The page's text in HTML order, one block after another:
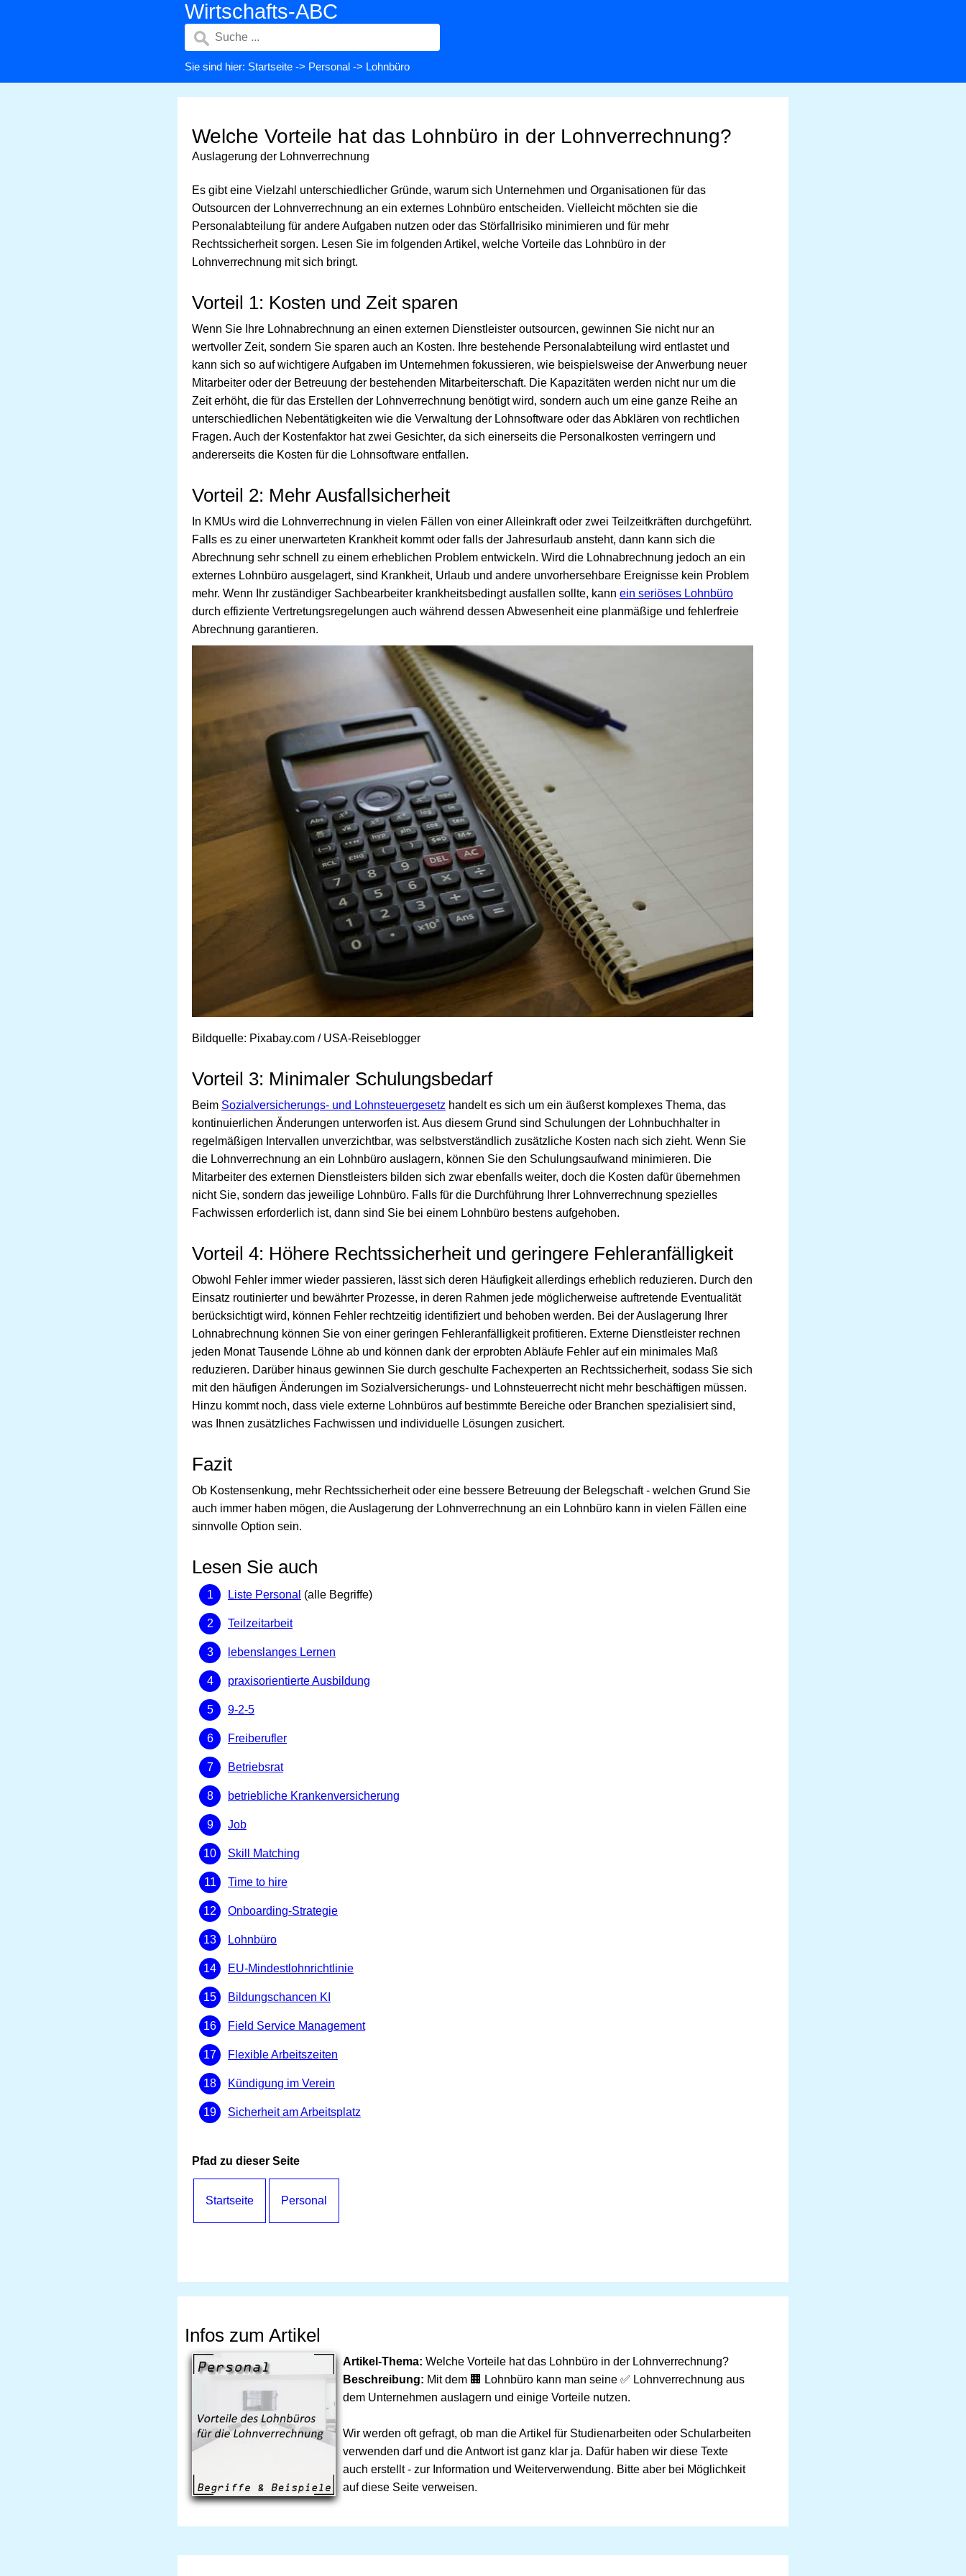
Wirtschafts-ABC
Sie sind hier: Startseite -> Personal -> Lohnbüro
Welche Vorteile hat das Lohnbüro in der Lohnverrechnung?
Auslagerung der Lohnverrechnung
Es gibt eine Vielzahl unterschiedlicher Gründe, warum sich Unternehmen und Organisationen für das
Outsourcen der Lohnverrechnung an ein externes Lohnbüro entscheiden. Vielleicht möchten sie die
Personalabteilung für andere Aufgaben nutzen oder das Störfallrisiko minimieren und für mehr
Rechtssicherheit sorgen. Lesen Sie im folgenden Artikel, welche Vorteile das Lohnbüro in der
Lohnverrechnung mit sich bringt.
Vorteil 1: Kosten und Zeit sparen
Wenn Sie Ihre Lohnabrechnung an einen externen Dienstleister outsourcen, gewinnen Sie nicht nur an
wertvoller Zeit, sondern Sie sparen auch an Kosten. Ihre bestehende Personalabteilung wird entlastet und
kann sich so auf wichtigere Aufgaben im Unternehmen fokussieren, wie beispielsweise der Anwerbung neuer
Mitarbeiter oder der Betreuung der bestehenden Mitarbeiterschaft. Die Kapazitäten werden nicht nur um die
Zeit erhöht, die für das Erstellen der Lohnverrechnung benötigt wird, sondern auch um eine ganze Reihe an
unterschiedlichen Nebentätigkeiten wie die Verwaltung der Lohnsoftware oder das Abklären von rechtlichen
Fragen. Auch der Kostenfaktor hat zwei Gesichter, da sich einerseits die Personalkosten verringern und
andererseits die Kosten für die Lohnsoftware entfallen.
Vorteil 2: Mehr Ausfallsicherheit
In KMUs wird die Lohnverrechnung in vielen Fällen von einer Alleinkraft oder zwei Teilzeitkräften durchgeführt.
Falls es zu einer unerwarteten Krankheit kommt oder falls der Jahresurlaub ansteht, dann kann sich die
Abrechnung sehr schnell zu einem erheblichen Problem entwickeln. Wird die Lohnabrechnung jedoch an ein
externes Lohnbüro ausgelagert, sind Krankheit, Urlaub und andere unvorhersehbare Ereignisse kein Problem
mehr. Wenn Ihr zuständiger Sachbearbeiter krankheitsbedingt ausfallen sollte, kann ein seriöses Lohnbüro
durch effiziente Vertretungsregelungen auch während dessen Abwesenheit eine planmäßige und fehlerfreie
Abrechnung garantieren.
Bildquelle: Pixabay.com / USA-Reiseblogger
Vorteil 3: Minimaler Schulungsbedarf
Beim Sozialversicherungs- und Lohnsteuergesetz handelt es sich um ein äußerst komplexes Thema, das
kontinuierlichen Änderungen unterworfen ist. Aus diesem Grund sind Schulungen der Lohnbuchhalter in
regelmäßigen Intervallen unverzichtbar, was selbstverständlich zusätzliche Kosten nach sich zieht. Wenn Sie
die Lohnverrechnung an ein Lohnbüro auslagern, können Sie den Schulungsaufwand minimieren. Die
Mitarbeiter des externen Dienstleisters bilden sich zwar ebenfalls weiter, doch die Kosten dafür übernehmen
nicht Sie, sondern das jeweilige Lohnbüro. Falls für die Durchführung Ihrer Lohnverrechnung spezielles
Fachwissen erforderlich ist, dann sind Sie bei einem Lohnbüro bestens aufgehoben.
Vorteil 4: Höhere Rechtssicherheit und geringere Fehleranfälligkeit
Obwohl Fehler immer wieder passieren, lässt sich deren Häufigkeit allerdings erheblich reduzieren. Durch den
Einsatz routinierter und bewährter Prozesse, in deren Rahmen jede möglicherweise auftretende Eventualität
berücksichtigt wird, können Fehler rechtzeitig identifiziert und behoben werden. Bei der Auslagerung Ihrer
Lohnabrechnung können Sie von einer geringen Fehleranfälligkeit profitieren. Externe Dienstleister rechnen
jeden Monat Tausende Löhne ab und können dank der erprobten Abläufe Fehler auf ein minimales Maß
reduzieren. Darüber hinaus gewinnen Sie durch geschulte Fachexperten an Rechtssicherheit, sodass Sie sich
mit den häufigen Änderungen im Sozialversicherungs- und Lohnsteuerrecht nicht mehr beschäftigen müssen.
Hinzu kommt noch, dass viele externe Lohnbüros auf bestimmte Bereiche oder Branchen spezialisiert sind,
was Ihnen zusätzliches Fachwissen und individuelle Lösungen zusichert.
Fazit
Ob Kostensenkung, mehr Rechtssicherheit oder eine bessere Betreuung der Belegschaft - welchen Grund Sie
auch immer haben mögen, die Auslagerung der Lohnverrechnung an ein Lohnbüro kann in vielen Fällen eine
sinnvolle Option sein.
Lesen Sie auch
Liste Personal (alle Begriffe)
Teilzeitarbeit
lebenslanges Lernen
praxisorientierte Ausbildung
9-2-5
Freiberufler
Betriebsrat
betriebliche Krankenversicherung
Job
Skill Matching
Time to hire
Onboarding-Strategie
Lohnbüro
EU-Mindestlohnrichtlinie
Bildungschancen KI
Field Service Management
Flexible Arbeitszeiten
Kündigung im Verein
Sicherheit am Arbeitsplatz
Pfad zu dieser Seite
Startseite Personal
Infos zum Artikel
Artikel-Thema: Welche Vorteile hat das Lohnbüro in der Lohnverrechnung?
Beschreibung: Mit dem 🏢 Lohnbüro kann man seine ✅ Lohnverrechnung aus
dem Unternehmen auslagern und einige Vorteile nutzen.
Wir werden oft gefragt, ob man die Artikel für Studienarbeiten oder Schularbeiten
verwenden darf und die Antwort ist ganz klar ja. Dafür haben wir diese Texte
auch erstellt - zur Information und Weiterverwendung. Bitte aber bei Möglichkeit
auf diese Seite verweisen.